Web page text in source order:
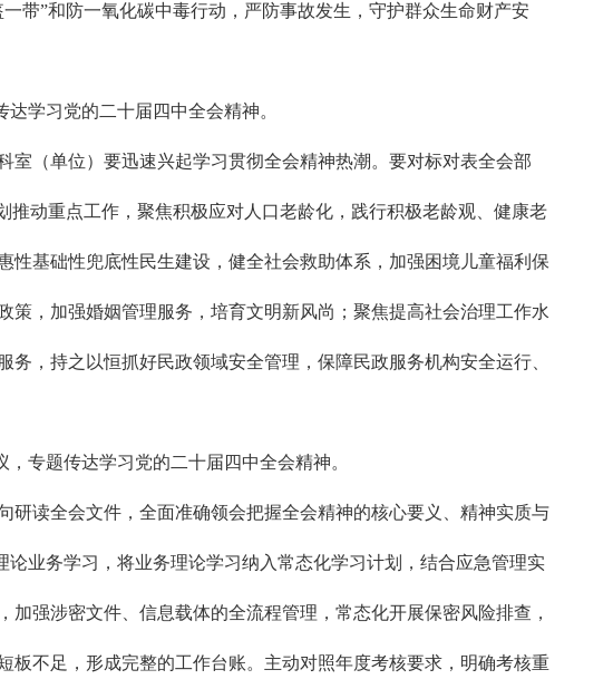
带”和防一氧化碳中毒行动，严防事故发生，守护群众生命财产安
学习党的二十届四中全会精神。
（单位）要迅速兴起学习贯彻全会精神热潮。要对标对表全会部
动重点工作，聚焦积极应对人口老龄化，践行积极老龄观、健康老
基础性兜底性民生建设，健全社会救助体系，加强困境儿童福利保
，加强婚姻管理服务，培育文明新风尚；聚焦提高社会治理工作水
，持之以恒抓好民政领域安全管理，保障民政服务机构安全运行、
专题传达学习党的二十届四中全会精神。
读全会文件，全面准确领会把握全会精神的核心要义、精神实质与
业务学习，将业务理论学习纳入常态化学习计划，结合应急管理实
强涉密文件、信息载体的全流程管理，常态化开展保密风险排查，
不足，形成完整的工作台账。主动对照年度考核要求，明确考核重